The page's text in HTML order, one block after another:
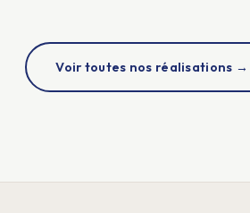
Voir toutes nos réalisations →